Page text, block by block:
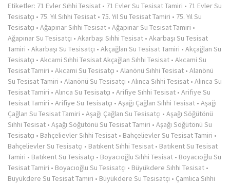
Etiketler: 71 Evler Sıhhi Tesisat • 71 Evler Su Tesisat Tamiri • 71 Evler Su
Tesisatçı • 75. Yıl Sıhhi Tesisat • 75. Yıl Su Tesisat Tamiri • 75. Yıl Su
Tesisatçı • Ağapınar Sıhhi Tesisat • Ağapınar Su Tesisat Tamiri •
Ağapınar Su Tesisatçı • Akarbaşı Sıhhi Tesisat • Akarbaşı Su Tesisat
Tamiri • Akarbaşı Su Tesisatçı • Akçağlan Su Tesisat Tamiri • Akçağlan Su
Tesisatçı • Akcami Sıhhi Tesisat Akçağlan Sıhhi Tesisat • Akcami Su
Tesisat Tamiri • Akcami Su Tesisatçı • Alanönü Sıhhi Tesisat • Alanönü
Su Tesisat Tamiri • Alanönü Su Tesisatçı • Alınca Sıhhi Tesisat • Alınca Su
Tesisat Tamiri • Alınca Su Tesisatçı • Arifiye Sıhhi Tesisat • Arifiye Su
Tesisat Tamiri • Arifiye Su Tesisatçı • Aşağı Çağlan Sıhhi Tesisat • Aşağı
Çağlan Su Tesisat Tamiri • Aşağı Çağlan Su Tesisatçı • Aşağı Söğütönü
Sıhhi Tesisat • Aşağı Söğütönü Su Tesisat Tamiri • Aşağı Söğütönü Su
Tesisatçı • Bahçelievler Sıhhi Tesisat • Bahçelievler Su Tesisat Tamiri •
Bahçelievler Su Tesisatçı • Batıkent Sıhhi Tesisat • Batıkent Su Tesisat
Tamiri • Batıkent Su Tesisatçı • Boyacıoğlu Sıhhi Tesisat • Boyacıoğlu Su
Tesisat Tamiri • Boyacıoğlu Su Tesisatçı • Büyükdere Sıhhi Tesisat •
Büyükdere Su Tesisat Tamiri • Büyükdere Su Tesisatçı • Çamlıca Sıhhi